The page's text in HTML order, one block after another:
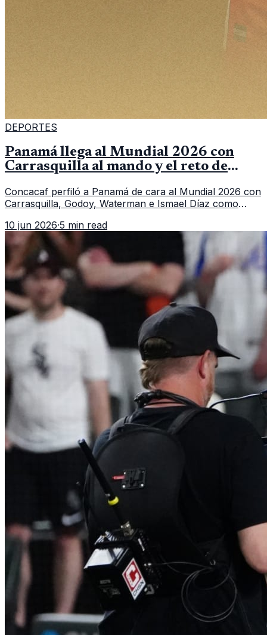
DEPORTES
Panamá llega al Mundial 2026 con
Carrasquilla al mando y el reto de
Concacaf perfiló a Panamá de cara al Mundial 2026 con
Carrasquilla, Godoy, Waterman e Ismael Díaz como
Inglaterra, Croacia y Ghana.
10 jun 2026·5 min read